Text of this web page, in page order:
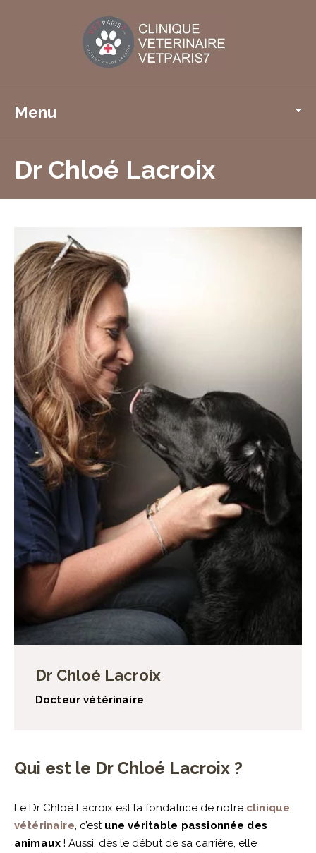
Menu
Dr Chloé Lacroix
Dr Chloé Lacroix
Docteur vétérinaire
Qui est le Dr Chloé Lacroix ?
Le Dr Chloé Lacroix est la fondatrice de notre clinique
vétérinaire, c’est une véritable passionnée des
animaux ! Aussi, dès le début de sa carrière, elle